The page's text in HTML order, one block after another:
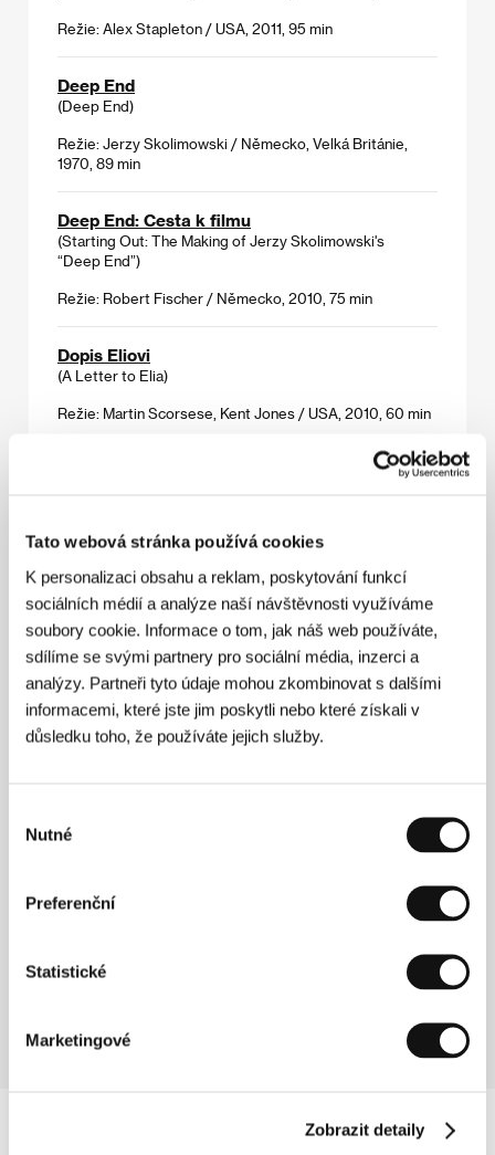
Tato webová stránka používá cookies
K personalizaci obsahu a reklam, poskytování funkcí
sociálních médií a analýze naší návštěvnosti využíváme
soubory cookie. Informace o tom, jak náš web používáte,
sdílíme se svými partnery pro sociální média, inzerci a
analýzy. Partneři tyto údaje mohou zkombinovat s dalšími
informacemi, které jste jim poskytli nebo které získali v
důsledku toho, že používáte jejich služby.
souhlasu
Nutné
Preferenční
Statistické
Marketingové
Zobrazit detaily
Režie: Alex Stapleton / USA, 2011, 95 min
Deep End
(Deep End)
Režie: Jerzy Skolimowski / Německo, Velká Británie,
1970, 89 min
Deep End: Cesta k filmu
(Starting Out: The Making of Jerzy Skolimowski's
“Deep End”)
Režie: Robert Fischer / Německo, 2010, 75 min
Dopis Eliovi
(A Letter to Elia)
Režie: Martin Scorsese, Kent Jones / USA, 2010, 60 min
Marketa Lazarová
(Marketa Lazarová)
Režie: František Vláčil / Československo, 1967, 162 min
Outsider Elia Kazan
(Portrait d'Elia Kazan)
(Taxi Driver)